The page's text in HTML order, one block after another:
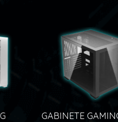
GABINETE GAMING